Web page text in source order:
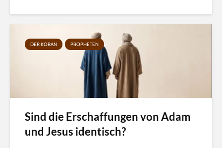
DER KORAN PROPHETEN
Sind die Erschaffungen von Adam
und Jesus identisch?